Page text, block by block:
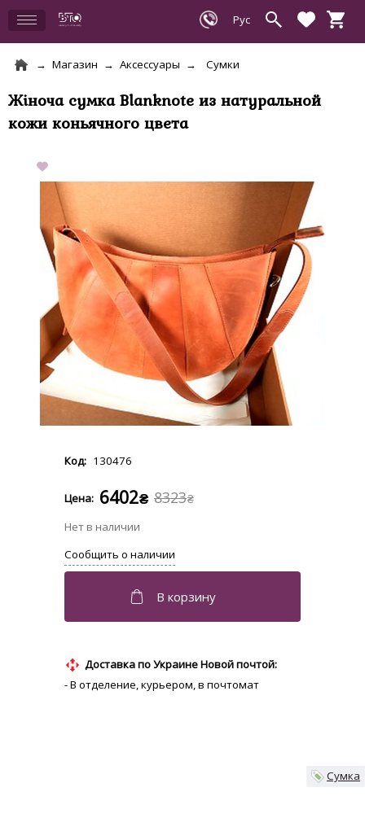
Магазин Аксессуары Сумки
Жіноча сумка Blanknote из натуральной
кожи коньячного цвета
130476
8323₴
6402₴
Доставка по Украине Новой почтой:
- В отделение, курьером, в почтомат
Сумка